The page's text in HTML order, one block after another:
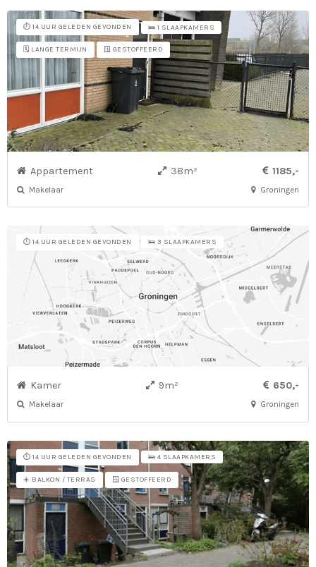
⏱️ 14 UUR GELEDEN GEVONDEN 🛌 1 SLAAPKAMERS
🗓️ LANGE TERMIJN 🪟 GESTOFFEERD
Appartement 38m² 1185,-
Makelaar Groningen
⏱️ 14 UUR GELEDEN GEVONDEN 🛌 3 SLAAPKAMERS
Kamer 9m² 650,-
Makelaar Groningen
⏱️ 14 UUR GELEDEN GEVONDEN 🛌 4 SLAAPKAMERS
☀️ BALKON / TERRAS 🪟 GESTOFFEERD